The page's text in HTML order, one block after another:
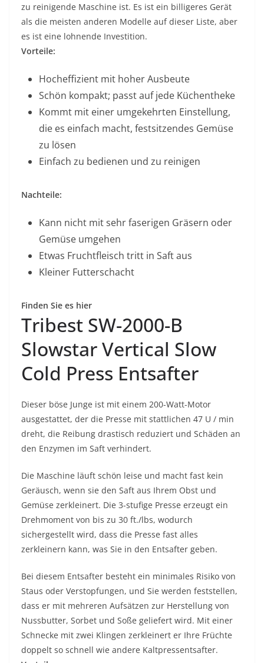
zu reinigende Maschine ist. Es ist ein billigeres Gerät
als die meisten anderen Modelle auf dieser Liste, aber
es ist eine lohnende Investition.
Vorteile:
Hocheffizient mit hoher Ausbeute
Schön kompakt; passt auf jede Küchentheke
Kommt mit einer umgekehrten Einstellung,
die es einfach macht, festsitzendes Gemüse
zu lösen
Einfach zu bedienen und zu reinigen
Nachteile:
Kann nicht mit sehr faserigen Gräsern oder
Gemüse umgehen
Etwas Fruchtfleisch tritt in Saft aus
Kleiner Futterschacht
Finden Sie es hier
Tribest SW-2000-B
Slowstar Vertical Slow
Cold Press Entsafter
Dieser böse Junge ist mit einem 200-Watt-Motor
ausgestattet, der die Presse mit stattlichen 47 U / min
dreht, die Reibung drastisch reduziert und Schäden an
den Enzymen im Saft verhindert.
Die Maschine läuft schön leise und macht fast kein
Geräusch, wenn sie den Saft aus Ihrem Obst und
Gemüse zerkleinert. Die 3-stufige Presse erzeugt ein
Drehmoment von bis zu 30 ft./lbs, wodurch
sichergestellt wird, dass die Presse fast alles
zerkleinern kann, was Sie in den Entsafter geben.
Bei diesem Entsafter besteht ein minimales Risiko von
Staus oder Verstopfungen, und Sie werden feststellen,
dass er mit mehreren Aufsätzen zur Herstellung von
Nussbutter, Sorbet und Soße geliefert wird. Mit einer
Schnecke mit zwei Klingen zerkleinert er Ihre Früchte
doppelt so schnell wie andere Kaltpressentsafter.